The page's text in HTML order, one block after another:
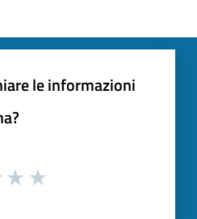
le informazioni